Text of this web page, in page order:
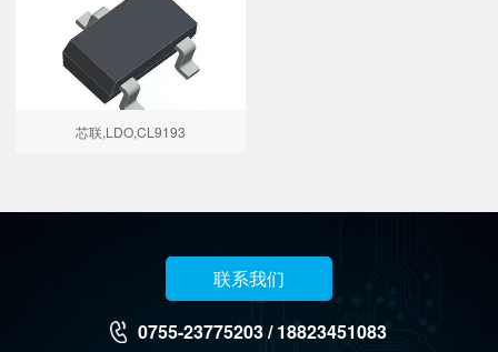
芯联,LDO,CL9193
联系我们
0755-23775203 / 18823451083